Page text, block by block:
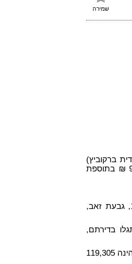
שמירה
ברקוביץ)
מיום 19.11.15 לפיו חויבה המערערת לשלם למשיבים 90,775 ₪ בתוספת
בתאריך 04.03.10 רכשו המשיבים מהמערערת דירת מגורים בבניין ברחוב אירוס 1, גבעת זאב,
בדירתם,
מטעמם אשר קבע כי עלות תיקון הליקויים הינה 119,305